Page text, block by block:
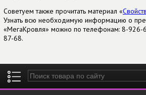
Советуем также прочитать материал «
Узнать всю необходимую информацию о
«МегаКровля» можно по телефонам: 8-
87-68.
Введите ключевые слова для поиска